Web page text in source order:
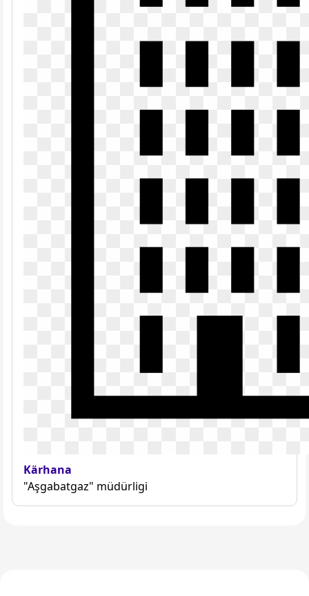
Kärhana
"Aşgabatgaz" müdürligi